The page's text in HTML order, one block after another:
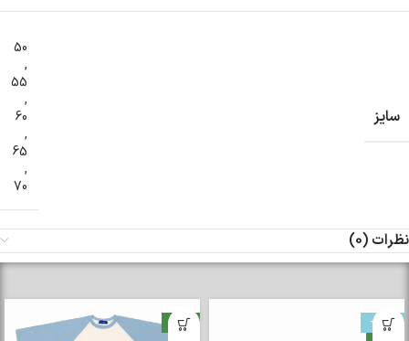
سایز
50
,
55
,
60
,
65
,
70
نظرات (0)
-33%
جدید